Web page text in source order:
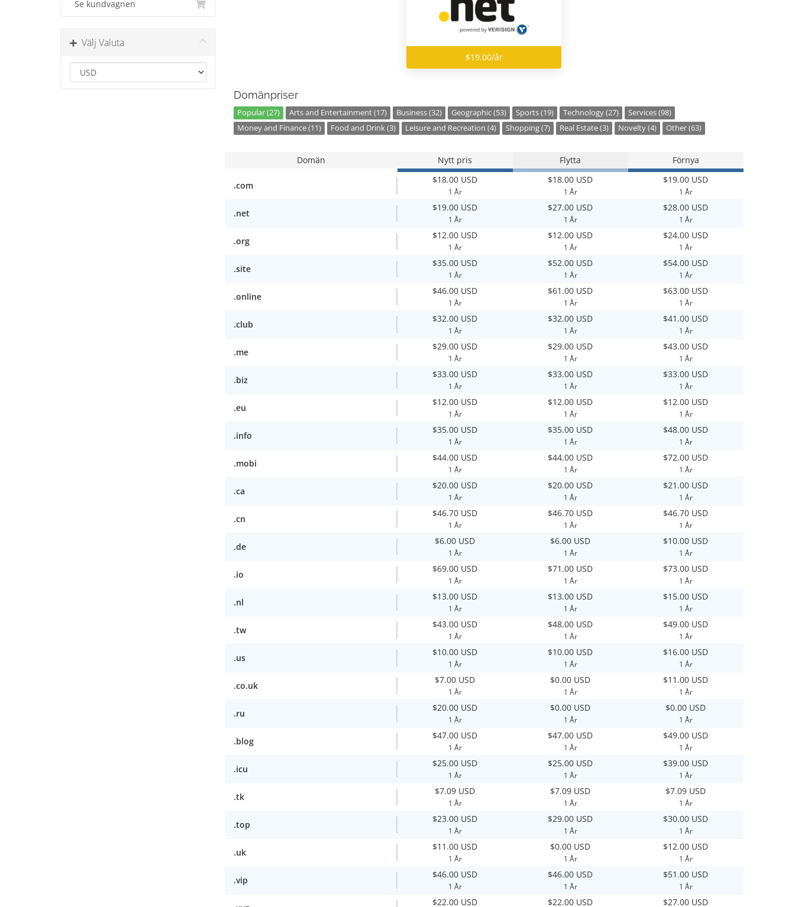
Se kundvagnen
Välj Valuta
$19.00/år
Domänpriser
Popular (27) Arts and Entertainment (17) Business (32) Geographic (53) Sports (19) Technology (27)
Services (98)
Money and Finance (11)
Food and Drink (3) Leisure and Recreation (4) Shopping (7) Real Estate (3) Novelty (4) Other (63)
Domän Nytt pris Flytta Förnya
.com
$18.00 USD
1 År
$18.00 USD
1 År
$19.00 USD
1 År
.net
$19.00 USD
1 År
$27.00 USD
1 År
$28.00 USD
1 År
.org
$12.00 USD
1 År
$12.00 USD
1 År
$24.00 USD
1 År
.site
$35.00 USD
1 År
$52.00 USD
1 År
$54.00 USD
1 År
.online
$46.00 USD
1 År
$61.00 USD
1 År
$63.00 USD
1 År
.club
$32.00 USD
1 År
$32.00 USD
1 År
$41.00 USD
1 År
.me
$29.00 USD
1 År
$29.00 USD
1 År
$43.00 USD
1 År
.biz
$33.00 USD
1 År
$33.00 USD
1 År
$33.00 USD
1 År
.eu
$12.00 USD
1 År
$12.00 USD
1 År
$12.00 USD
1 År
.info
$35.00 USD
1 År
$35.00 USD
1 År
$48.00 USD
1 År
.mobi
$44.00 USD
1 År
$44.00 USD
1 År
$72.00 USD
1 År
.ca
$20.00 USD
1 År
$20.00 USD
1 År
$21.00 USD
1 År
.cn
$46.70 USD
1 År
$46.70 USD
1 År
$46.70 USD
1 År
.de
$6.00 USD
1 År
$6.00 USD
1 År
$10.00 USD
1 År
.io
$69.00 USD
1 År
$71.00 USD
1 År
$73.00 USD
1 År
.nl
$13.00 USD
1 År
$13.00 USD
1 År
$15.00 USD
1 År
.tw
$43.00 USD
1 År
$48.00 USD
1 År
$49.00 USD
1 År
.us
$10.00 USD
1 År
$10.00 USD
1 År
$16.00 USD
1 År
.co.uk
$7.00 USD
1 År
$0.00 USD
1 År
$11.00 USD
1 År
.ru
$20.00 USD
1 År
$0.00 USD
1 År
$0.00 USD
1 År
.blog
$47.00 USD
1 År
$47.00 USD
1 År
$49.00 USD
1 År
.icu
$25.00 USD
1 År
$25.00 USD
1 År
$39.00 USD
1 År
.tk
$7.09 USD
1 År
$7.09 USD
1 År
$7.09 USD
1 År
.top
$23.00 USD
1 År
$29.00 USD
1 År
$30.00 USD
1 År
.uk
$11.00 USD
1 År
$0.00 USD
1 År
$12.00 USD
1 År
.vip
$46.00 USD
1 År
$46.00 USD
1 År
$51.00 USD
1 År
$22.00 USD $22.00 USD $27.00 USD